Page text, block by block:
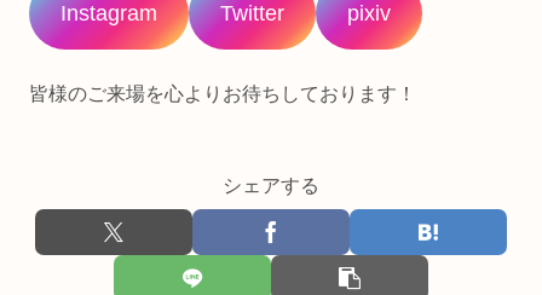
Instagram Twitter pixiv
皆様のご来場を心よりお待ちしております！
シェアする